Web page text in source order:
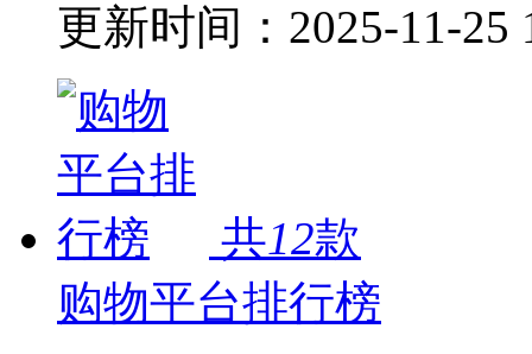
更新时间： 2025-11-25
共12款
购物平台排行榜